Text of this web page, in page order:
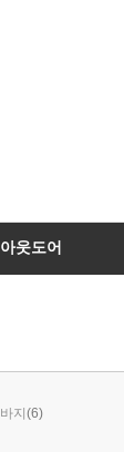
아웃도어
바지 (6)